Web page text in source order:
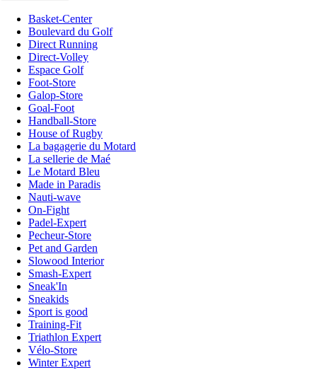
Basket-Center
Boulevard du Golf
Direct Running
Direct-Volley
Espace Golf
Foot-Store
Galop-Store
Goal-Foot
Handball-Store
House of Rugby
La bagagerie du Motard
La sellerie de Maé
Le Motard Bleu
Made in Paradis
Nauti-wave
On-Fight
Padel-Expert
Pecheur-Store
Pet and Garden
Slowood Interior
Smash-Expert
Sneak'In
Sneakids
Sport is good
Training-Fit
Triathlon Expert
Vélo-Store
Winter Expert